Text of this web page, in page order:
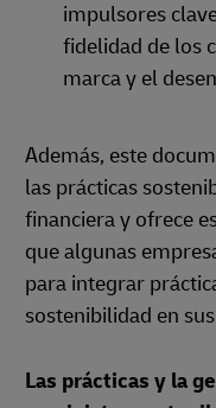
impulsores
fidelidad de los
marca y el
Además, este
las prácticas
financiera y ofrece
que algunas
para integrar
sostenibilidad en
Las prácticas y la